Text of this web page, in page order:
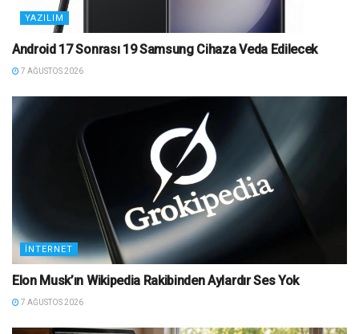
YAZILIM
Android 17 Sonrası 19 Samsung Cihaza Veda Edilecek
7 AĞUSTOS 2026
İNTERNET
Elon Musk’ın Wikipedia Rakibinden Aylardır Ses Yok
7 AĞUSTOS 2026